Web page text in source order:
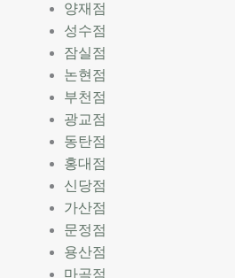
양재점
성수점
잠실점
논현점
부천점
광교점
동탄점
홍대점
신당점
가산점
문정점
용산점
마곡점